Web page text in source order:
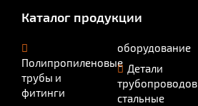
Каталог продукции
Полипропиленовые
трубы и
фитинги
оборудование
Детали
трубопроводов
стальные